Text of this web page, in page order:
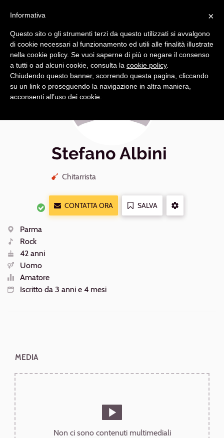
principale
Stefano Albini
Chitarrista
CONTATTA ORA
SALVA
ALTRE
Luogo
Parma
Generi
Rock
Età
42 anni
Sesso
Uomo
Livello
Amatore
Iscritto da 3 anni e 4 mesi
MEDIA
Non ci sono contenuti multimediali
×
Informativa
Questo sito o gli strumenti terzi da questo utilizzati si avvalgono
di cookie necessari al funzionamento ed utili alle finalità illustrate
nella cookie policy. Se vuoi saperne di più o negare il consenso
a tutti o ad alcuni cookie, consulta la cookie policy.
Chiudendo questo banner, scorrendo questa pagina, cliccando
su un link o proseguendo la navigazione in altra maniera,
acconsenti all’uso dei cookie.